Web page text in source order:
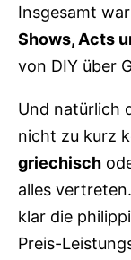
Insgesamt
Shows, Acts
von DIY über
Und natürlich
nicht zu kurz
griechisch
alles
klar die
Preis-